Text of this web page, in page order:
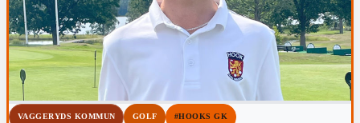
VAGGERYDS KOMMUN GOLF #HOOKS GK